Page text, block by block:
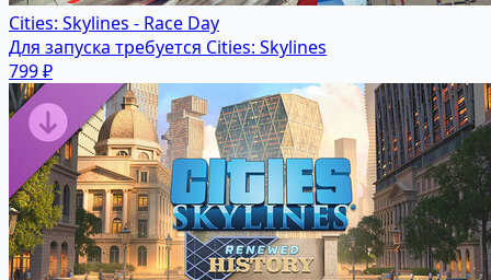
Cities: Skylines - Race Day
Для запуска требуется Cities: Skylines
799 ₽